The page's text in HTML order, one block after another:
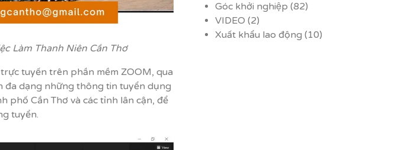
Làm Thanh Niên Cần Thơ
tuyến trên phần mềm ZOOM, qua
đa dạng những thông tin tuyển dụng
phố Cần Thơ và các tỉnh lân cận, để
tuyển.
Góc khởi nghiệp (82)
VIDEO (2)
Xuất khẩu lao động (10)